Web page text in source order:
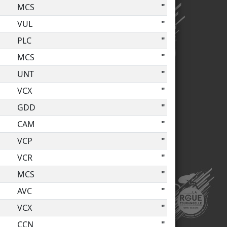
MCS
"
VUL
"
PLC
"
MCS
"
UNT
"
VCX
"
GDD
"
CAM
"
VCP
"
VCR
"
MCS
"
AVC
"
VCX
"
CCN
"